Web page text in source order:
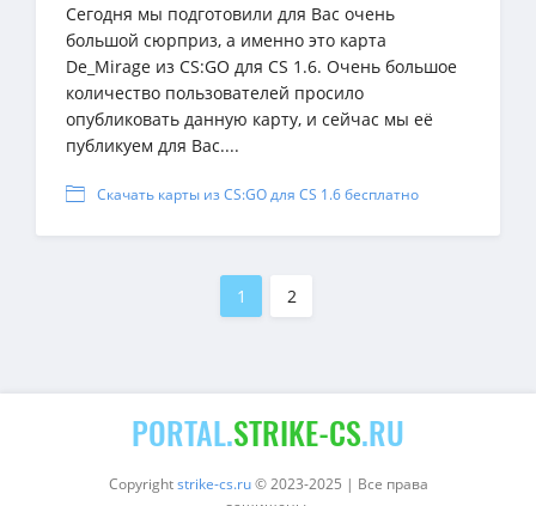
Сегодня мы подготовили для Вас очень
большой сюрприз, а именно это карта
De_Mirage из CS:GO для CS 1.6. Очень большое
количество пользователей просило
опубликовать данную карту, и сейчас мы её
публикуем для Вас....
Скачать карты из CS:GO для CS 1.6 бесплатно
1 2
PORTAL.STRIKE-CS.RU
Copyrightstrike-cs.ru© 2023-2025 | Все права